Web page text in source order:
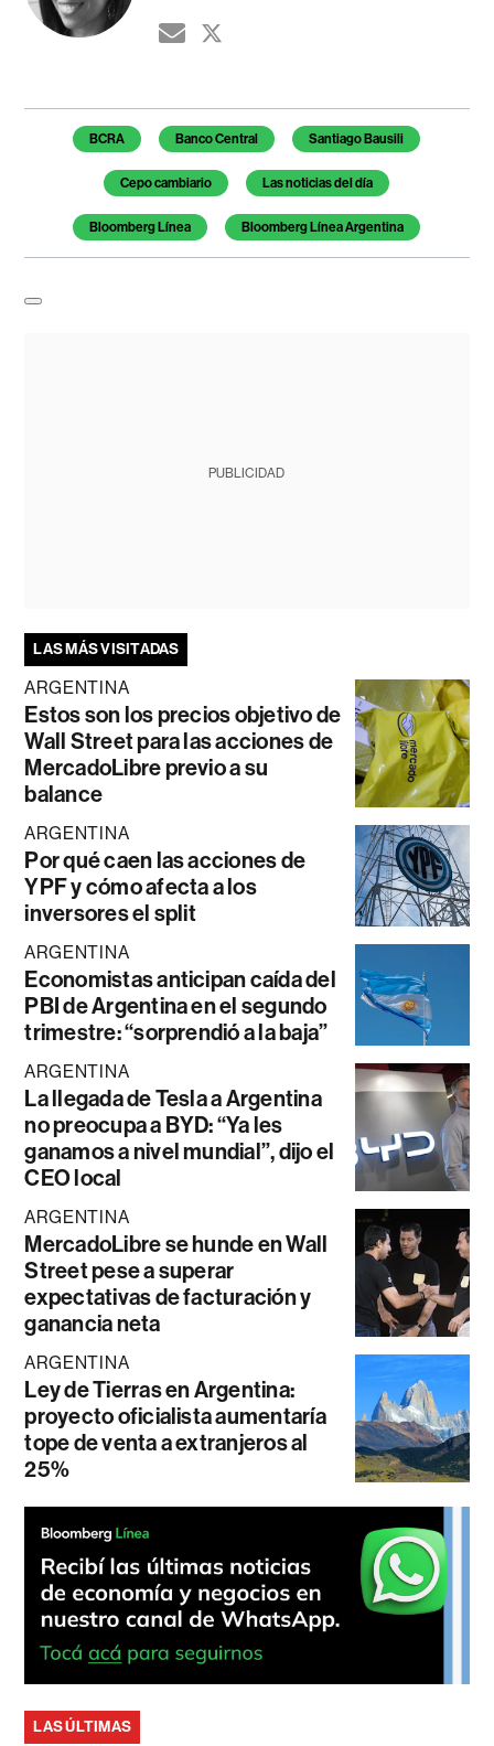
Temas de este artículo
BCRA Banco Central Santiago Bausili
Cepo cambiario Las noticias del día
Bloomberg Línea Bloomberg Línea Argentina
PUBLICIDAD
LAS MÁS VISITADAS
ARGENTINA
Estos son los precios objetivo de
Wall Street para las acciones de
MercadoLibre previo a su
balance
ARGENTINA
Por qué caen las acciones de
YPF y cómo afecta a los
inversores el split
ARGENTINA
Economistas anticipan caída del
PBI de Argentina en el segundo
trimestre: “sorprendió a la baja”
ARGENTINA
La llegada de Tesla a Argentina
no preocupa a BYD: “Ya les
ganamos a nivel mundial”, dijo el
CEO local
ARGENTINA
MercadoLibre se hunde en Wall
Street pese a superar
expectativas de facturación y
ganancia neta
ARGENTINA
Ley de Tierras en Argentina:
proyecto oficialista aumentaría
tope de venta a extranjeros al
25%
LAS ÚLTIMAS